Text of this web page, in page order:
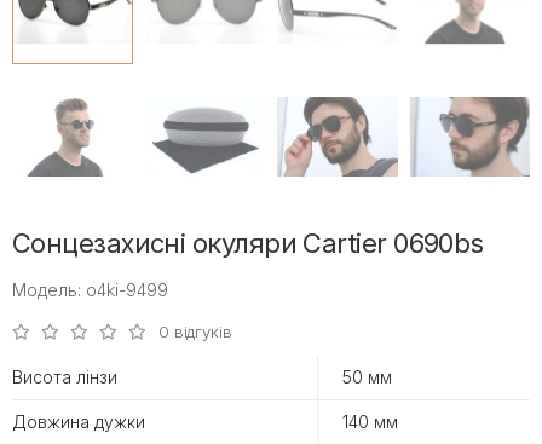
Сонцезахисні окуляри Cartier 0690bs
Модель: o4ki-9499
0 відгуків
Висота лінзи 50 мм
Довжина дужки 140 мм